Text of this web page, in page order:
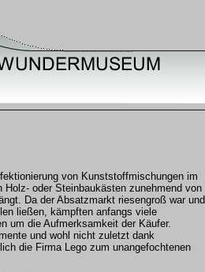
von Kunststoffmischungen im
Holz- oder Steinbaukästen zunehmend von
Da der Absatzmarkt riesengroß war und
ließen, kämpften anfangs viele
um die Aufmerksamkeit der Käufer.
und wohl nicht zuletzt dank
die Firma Lego zum unangefochtenen